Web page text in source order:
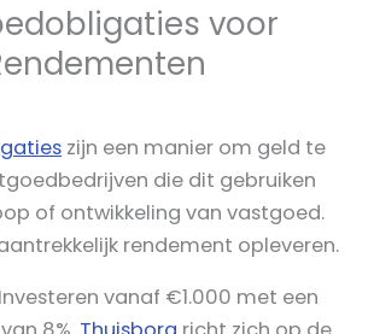
voor
zijn een manier om geld te
die dit gebruiken
of ontwikkeling van vastgoed.
rendement opleveren.
vanaf €1.000 met een